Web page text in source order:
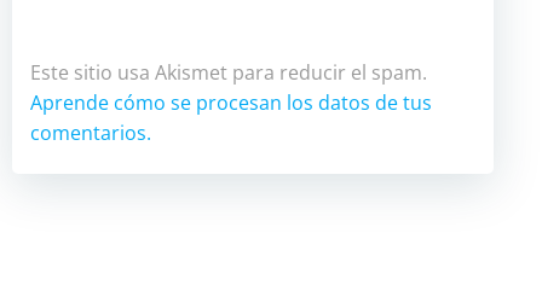
Este sitio usa Akismet para reducir el spam.
Aprende cómo se procesan los datos de tus
comentarios.